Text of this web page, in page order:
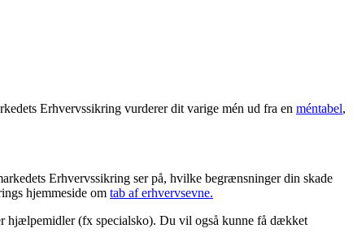
Erhvervssikring vurderer dit varige mén ud fra en méntabel,
Erhvervssikring ser på, hvilke begrænsninger din skade
hjemmeside om tab af erhvervsevne.
(fx specialsko). Du vil også kunne få dækket